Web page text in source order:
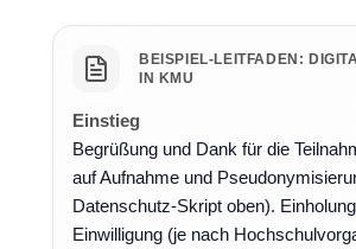
BEISPIEL-LEITFADEN:
IN KMU
Einstieg
Begrüßung und Dank für die
auf Aufnahme und
Datenschutz-Skript oben).
Einwilligung (je nach